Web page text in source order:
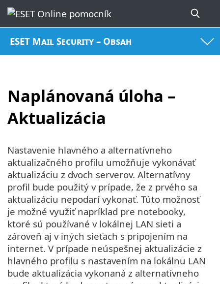
ESET Mail Security – Obsah
Naplánovaná úloha –
Aktualizácia
Nastavenie hlavného a alternatívneho
aktualizačného profilu umožňuje vykonávať
aktualizáciu z dvoch serverov. Alternatívny
profil bude použitý v prípade, že z prvého sa
aktualizáciu nepodarí vykonať. Túto možnosť
je možné využiť napríklad pre notebooky,
ktoré sú používané v lokálnej LAN sieti a
zároveň aj v iných sieťach s pripojením na
internet. V prípade neúspešnej aktualizácie z
hlavného profilu s nastavením na lokálnu LAN
bude aktualizácia vykonaná z alternatívneho